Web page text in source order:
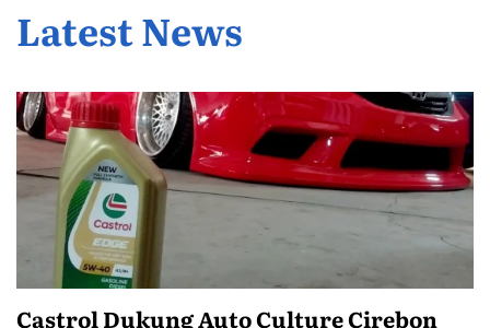
Latest News
Castrol Dukung Auto Culture Cirebon